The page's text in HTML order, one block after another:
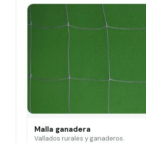
Malla ganadera
Vallados rurales y ganaderos.